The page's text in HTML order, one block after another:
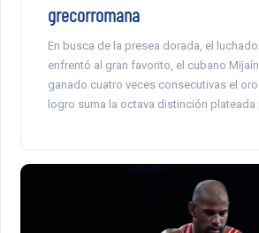
grecorromana
En busca de la presea dorada, el
enfrentó al gran favorito, el cubano
ganado cuatro veces consecutivas el
logro suma la octava distinción plateada